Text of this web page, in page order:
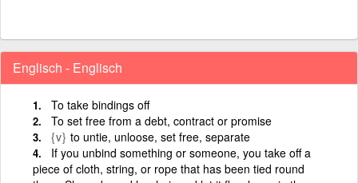
Englisch - Englisch
To take bindings off
To set free from a debt, contract or promise
{v} to untie, unloose, set free, separate
If you unbind something or someone, you take off a
piece of cloth, string, or rope that has been tied round